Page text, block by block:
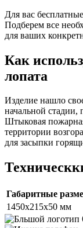
Для вас
Подберем все
для ваших
Как
лопата
Изделие нашло
начальной
Штыковая
территории
для засыпки
Габаритные
1450х215х50 мм